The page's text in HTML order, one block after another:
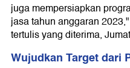
juga mempersiapkan
jasa tahun anggaran
tertulis yang diterima,
Wujudkan Target dari